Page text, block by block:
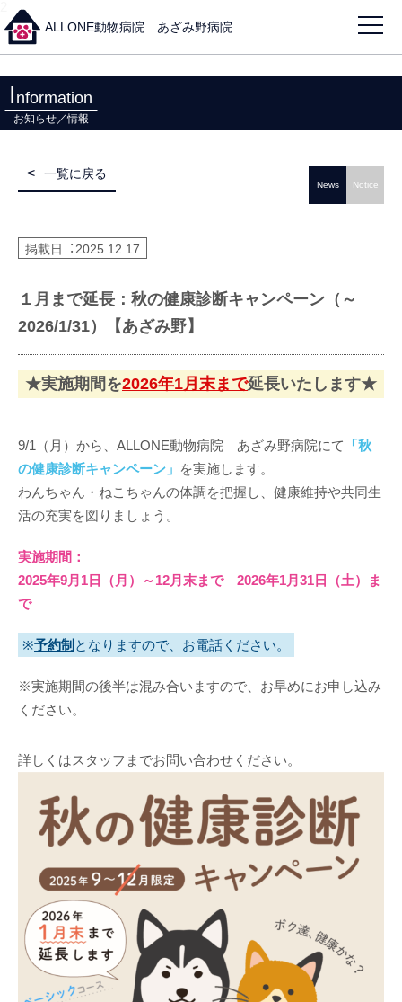
ALLONE動物病院 あざみ野病院
I nformation
お知らせ／情報
一覧に戻る
News Notice
掲載日︓ 2025.12.17
１月まで延長：秋の健康診断キャンペーン（～
2026/1/31）【あざみ野】
★実施期間を2026年1月末まで延長いたします★
9/1（月）から、ALLONE動物病院 あざみ野病院にて
「秋
の健康診断キャンペーン」 を実施します。
わんちゃん・ねこちゃんの体調を把握し、健康維持や共同生
活の充実を図りましょう。
実施期間：
2025年9月1日（月）～12月末まで2026年1月31日（土）ま
で
※予約制 となりますので、お電話ください。
※実施期間の後半は混み合いますので、お早めにお申し込み
ください。
詳しくはスタッフまでお問い合わせください。